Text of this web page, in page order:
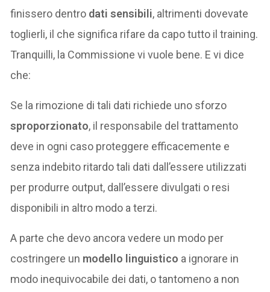
finissero dentro dati sensibili, altrimenti dovevate
toglierli, il che significa rifare da capo tutto il training.
Tranquilli, la Commissione vi vuole bene. E vi dice
che:
Se la rimozione di tali dati richiede uno sforzo
sproporzionato, il responsabile del trattamento
deve in ogni caso proteggere efficacemente e
senza indebito ritardo tali dati dall’essere utilizzati
per produrre output, dall’essere divulgati o resi
disponibili in altro modo a terzi.
A parte che devo ancora vedere un modo per
costringere un modello linguistico a ignorare in
modo inequivocabile dei dati, o tantomeno a non